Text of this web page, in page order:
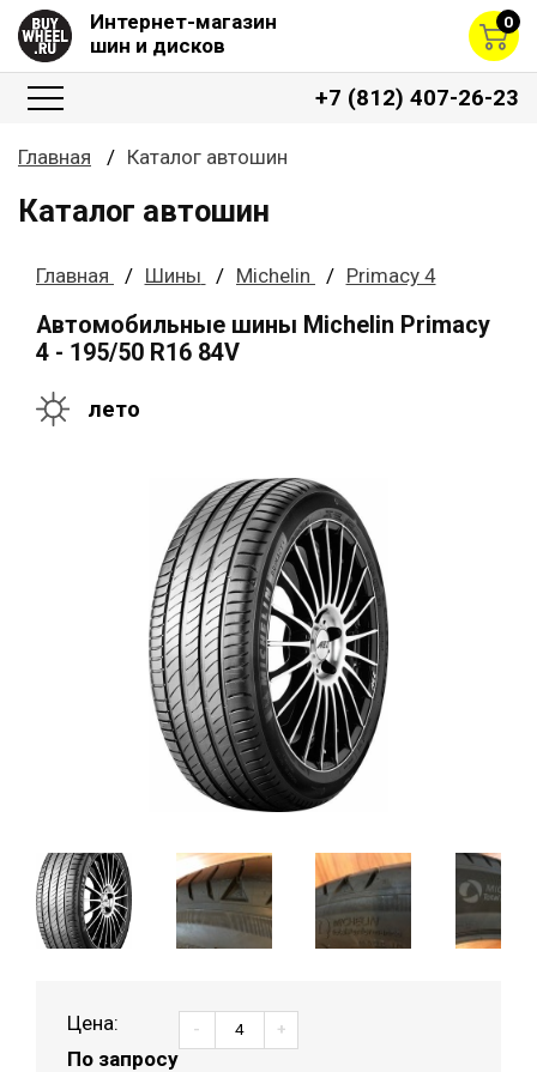
Интернет-магазин
шин и дисков
0
+7 (812) 407-26-23
Главная Каталог автошин
Каталог автошин
Главная Шины Michelin Primacy 4
Автомобильные шины Michelin Primacy
4 - 195/50 R16 84V
лето
Цена:
По запросу
- +